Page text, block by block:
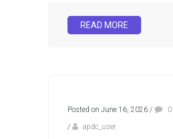
READ MORE
Posted on June 16, 2026 /
0
/
apdc_user